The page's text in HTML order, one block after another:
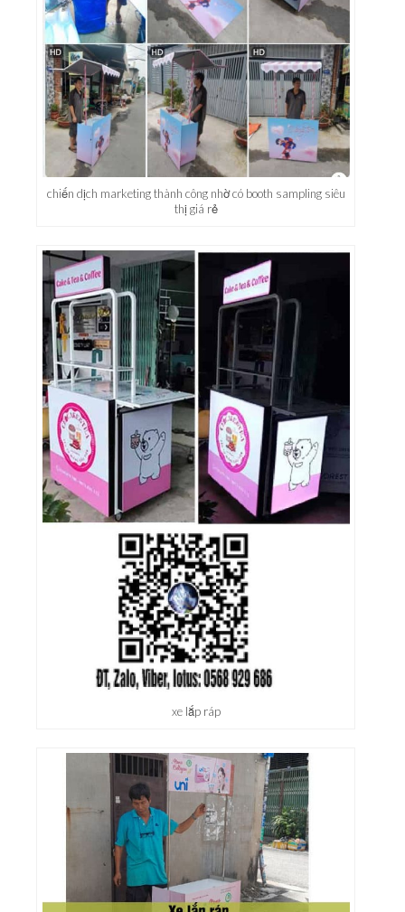
chiến dịch marketing thành công nhờ có booth sampling siêu
thị giá rẻ
xe lắp ráp